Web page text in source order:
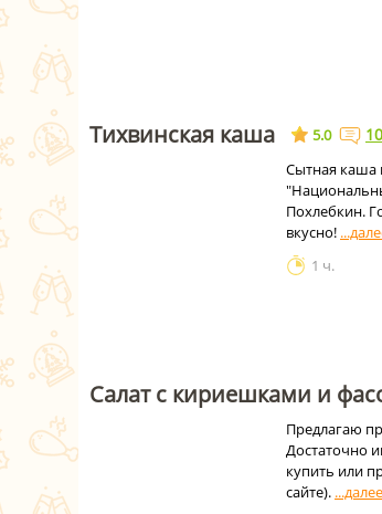
Тихвинская каша 5.0 10
Сытная каша
Похлебкин.
вкусно!
1 ч.
Салат с кириешками и
Предлагаю
Достаточно
купить или
сайте).